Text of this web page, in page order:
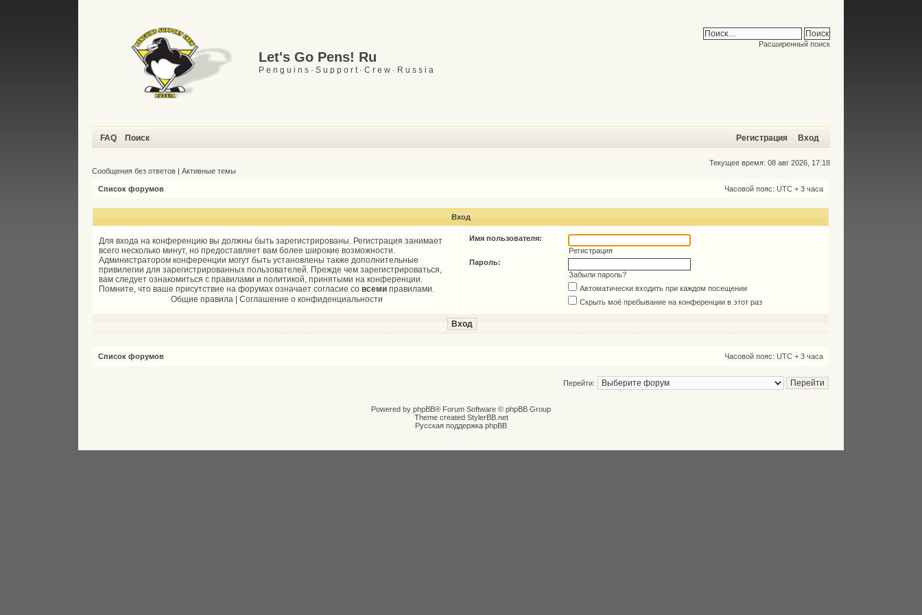
Let's Go Pens! Ru
P e n g u i n s · S u p p o r t · C r e w · R u s s i a
Расширенный поиск
FAQ Поиск Регистрация Вход
Текущее время: 08 авг 2026, 17:18
Сообщения без ответов |Активные темы
Список форумов Часовой пояс: UTC + 3 часа
Вход
Для входа на конференцию вы должны быть зарегистрированы. Регистрация занимает
всего несколько минут, но предоставляет вам более широкие возможности.
Администратором конференции могут быть установлены также дополнительные
привилегии для зарегистрированных пользователей. Прежде чем зарегистрироваться,
вам следует ознакомиться с правилами и политикой, принятыми на конференции.
Помните, что ваше присутствие на форумах означает согласие совсеми правилами.
Общие правила| Соглашение о конфиденциальности
Имя пользователя:
Регистрация
Пароль:
Забыли пароль?
Автоматически входить при каждом посещении
Скрыть моё пребывание на конференции в этот раз
Список форумов Часовой пояс: UTC + 3 часа
Перейти:
Powered by phpBB® Forum Software © phpBB Group
Theme created StylerBB.net
Русская поддержка phpBB